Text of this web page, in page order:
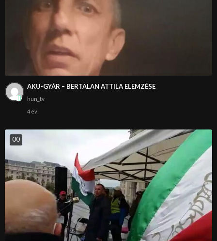
AKU-GYÁR – BERTALAN ATTILA ELEMZÉSE
hun_tv
4 év
00